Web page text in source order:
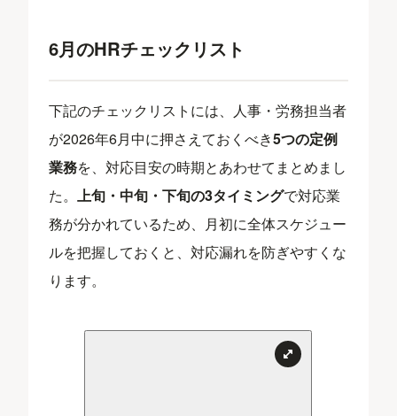
6月のHRチェックリスト
下記のチェックリストには、人事・労務担当者
が2026年6月中に押さえておくべき5つの定例
業務を、対応目安の時期とあわせてまとめまし
た。上旬・中旬・下旬の3タイミングで対応業
務が分かれているため、月初に全体スケジュー
ルを把握しておくと、対応漏れを防ぎやすくな
ります。